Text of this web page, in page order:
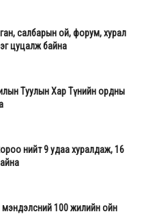
салбарын ой, форум, хурал
цуцалж байна
Туулын Хар Түнийн ордны
нийт 9 удаа хуралдаж, 16
100 жилийн ойн